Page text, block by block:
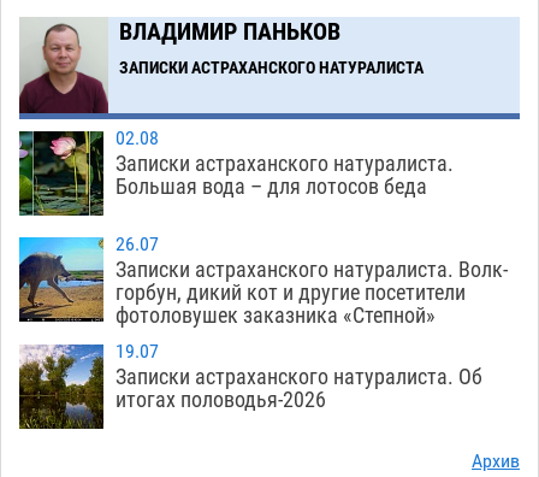
ВЛАДИМИР ПАНЬКОВ
ЗАПИСКИ АСТРАХАНСКОГО НАТУРАЛИСТА
02.08
Записки астраханского натуралиста.
Большая вода – для лотосов беда
26.07
Записки астраханского натуралиста. Волк-
горбун, дикий кот и другие посетители
фотоловушек заказника «Степной»
19.07
Записки астраханского натуралиста. Об
итогах половодья-2026
Архив